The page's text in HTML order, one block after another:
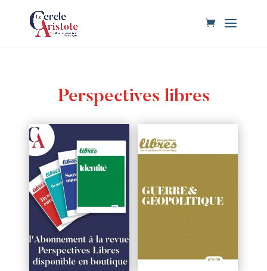
Perspectives libres